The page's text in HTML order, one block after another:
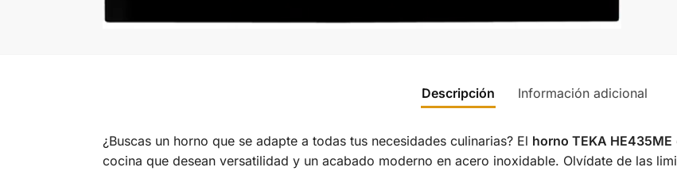
Descripción Información adicional
¿Buscas un horno que se adapte a todas tus necesidades culinarias? El horno TEKA HE435ME
cocina que desean versatilidad y un acabado moderno en acero inoxidable. Olvídate de las